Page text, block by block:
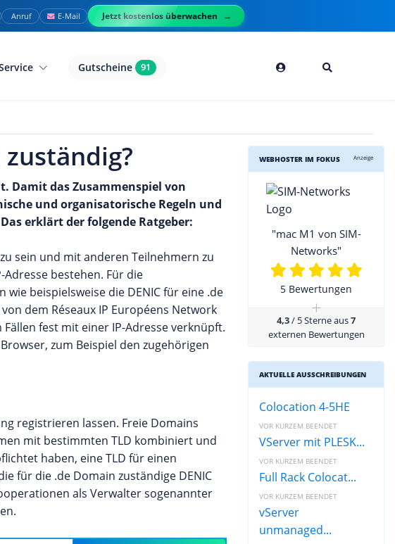
Anruf E-Mail Jetzt kostenlos überwachen
Gutscheine 91
Damit das Zusammenspiel von
und organisatorische Regeln und
erklärt der folgende Ratgeber:
sein und mit anderen Teilnehmern zu
bestehen. Für die
beispielsweise die DENIC für eine .de
dem Réseaux IP Européens Network
fest mit einer IP-Adresse verknüpft.
zum Beispiel den zugehörigen
registrieren lassen. Freie Domains
mit bestimmten TLD kombiniert und
haben, eine TLD für einen
für die .de Domain zuständige DENIC
als Verwalter sogenannter
WEBHOSTER IM FOKUS Anzeige
"mac M1 von SIM-
Networks"
5 Bewertungen
+
4,3/ 5 Sterne aus7
externen Bewertungen
AKTUELLE AUSSCHREIBUNGEN
Colocation 4-5HE
VOR KURZEM BEENDET
VServer mit PLESK...
VOR KURZEM BEENDET
Full Rack Colocat...
VOR KURZEM BEENDET
vServer
unmanaged...